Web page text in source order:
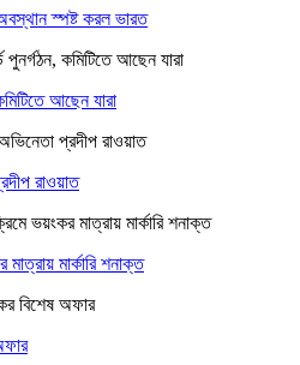
স্পষ্ট করল ভারত
আছেন যারা
রাওয়াত
মাত্রায় মার্কারি শনাক্ত